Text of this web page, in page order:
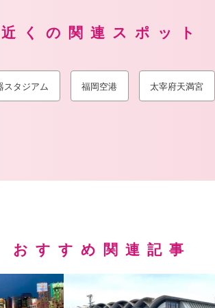
近くの関連スポット
スタジアム 福岡空港 太宰府天満宮
おすすめ関連記事